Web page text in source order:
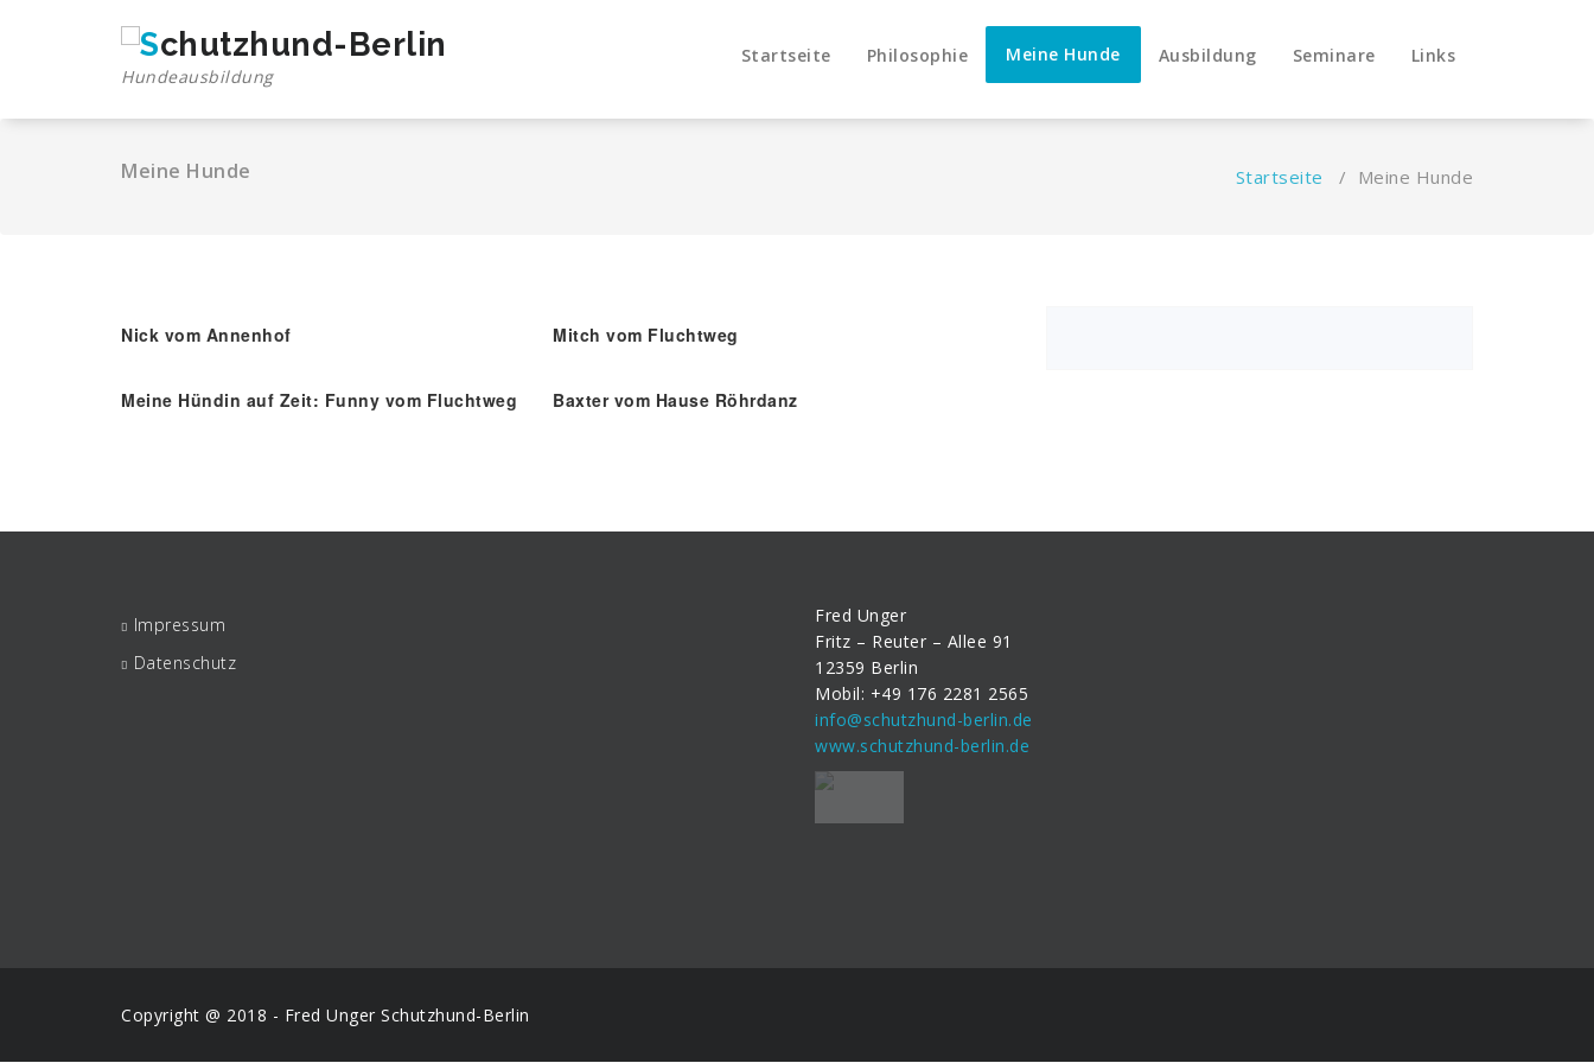
Hundeausbildung
Startseite Philosophie Meine Hunde Ausbildung Seminare Links
Meine Hunde Startseite / Meine Hunde
Nick vom Annenhof Mitch vom Fluchtweg
Meine Hündin auf Zeit: Funny vom Fluchtweg Baxter vom Hause Röhrdanz
Impressum
Datenschutz
Fred Unger
Fritz – Reuter – Allee 91
12359 Berlin
Mobil: +49 176 2281 2565
info@schutzhund-berlin.de
www.schutzhund-berlin.de
Copyright @ 2018 - Fred Unger Schutzhund-Berlin